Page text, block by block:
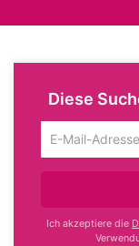
Diese
Um
die
zu
speichern
Ich akzeptiere die